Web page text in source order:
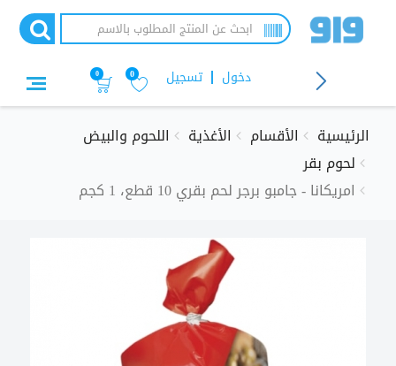
تسجيل دخول 0
0
الرئيسية الأقسام الأغذية
اللحوم والبيض
لحوم بقر
امريكانا - جامبو برجر لحم بقري 10 قطع، 1 كجم